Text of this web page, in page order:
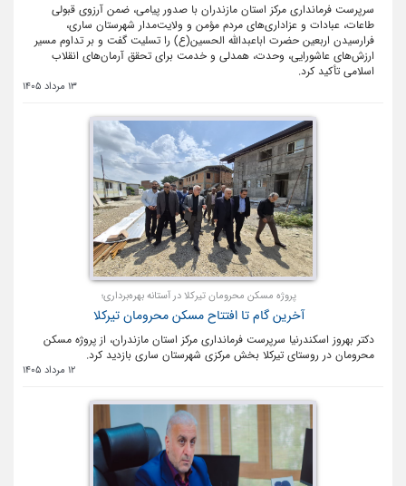
سرپرست فرمانداری مرکز استان مازندران با صدور پیامی، ضمن آرزوی قبولی
طاعات، عبادات و عزاداری‌های مردم مؤمن و ولایت‌مدار شهرستان ساری،
فرارسیدن اربعین حضرت اباعبدالله الحسین(ع) را تسلیت گفت و بر تداوم مسیر
ارزش‌های عاشورایی، وحدت، همدلی و خدمت برای تحقق آرمان‌های انقلاب
اسلامی تأکید کرد.
13 مرداد 1405
پروژه مسکن محرومان تیرکلا در آستانه بهره‌برداری؛
آخرین گام تا افتتاح مسکن محرومان تیرکلا
دکتر بهروز اسکندرنیا سرپرست فرمانداری مرکز استان مازندران، از پروژه مسکن
محرومان در روستای تیرکلا بخش مرکزی شهرستان ساری بازدید کرد.
12 مرداد 1405